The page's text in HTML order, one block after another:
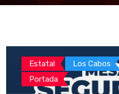
Estatal Los Cabos
Portada